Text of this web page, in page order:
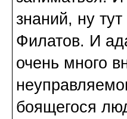
знаний, ну
Филатов. И
очень много
боящегося